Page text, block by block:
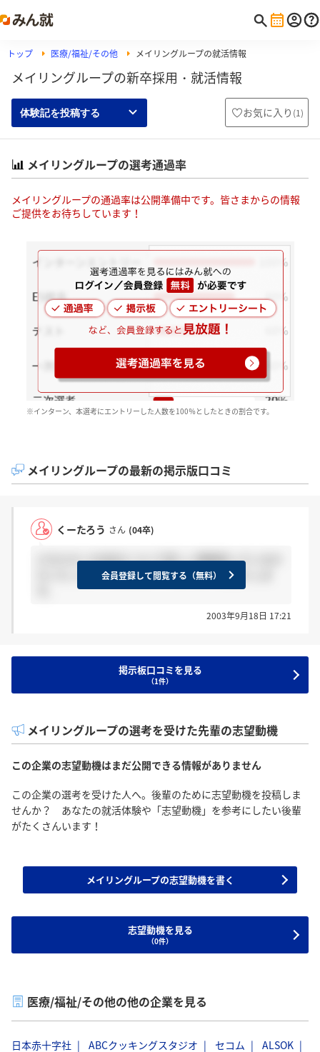
トップ 医療/福祉/その他 メイリングループの就活情報
メイリングループの新卒採用・就活情報
体験記を投稿する お気に入り (1)
メイリングループの選考通過率
メイリングループの通過率は公開準備中です。皆さまからの情報
ご提供をお待ちしています！
※インターン、本選考にエントリーした人数を100％としたときの割合です。
メイリングループの最新の掲示版口コミ
くーたろう さん (04卒)
どなたかこの会社について詳しい情報持っているか
たいらっしゃいませんか？？よろしくお願いしま
会員登録して閲覧する（無料）
2003年9月18日 17:21
掲示板口コミを見る
（1件）
メイリングループの選考を受けた先輩の志望動機
この企業の志望動機はまだ公開できる情報がありません
この企業の選考を受けた人へ。後輩のために志望動機を投稿しま
せんか？ あなたの就活体験や「志望動機」を参考にしたい後輩
がたくさんいます！
メイリングループの志望動機を書く
志望動機を見る
（0件）
医療/福祉/その他の他の企業を見る
日本赤十字社 ABCクッキングスタジオ セコム
ALSOK